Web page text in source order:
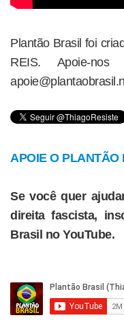
Plantão Brasil foi
REIS. Apoie-
APOIE O
Se você quer
direita fascista,
Brasil no YouTube.